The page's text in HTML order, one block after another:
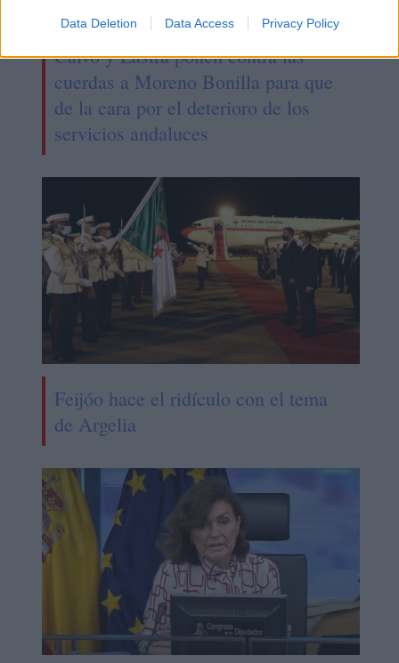
Data Deletion Data Access Privacy Policy
Calvo y Lastra ponen contra las
cuerdas a Moreno Bonilla para que
de la cara por el deterioro de los
servicios andaluces
Feijóo hace el ridículo con el tema
de Argelia